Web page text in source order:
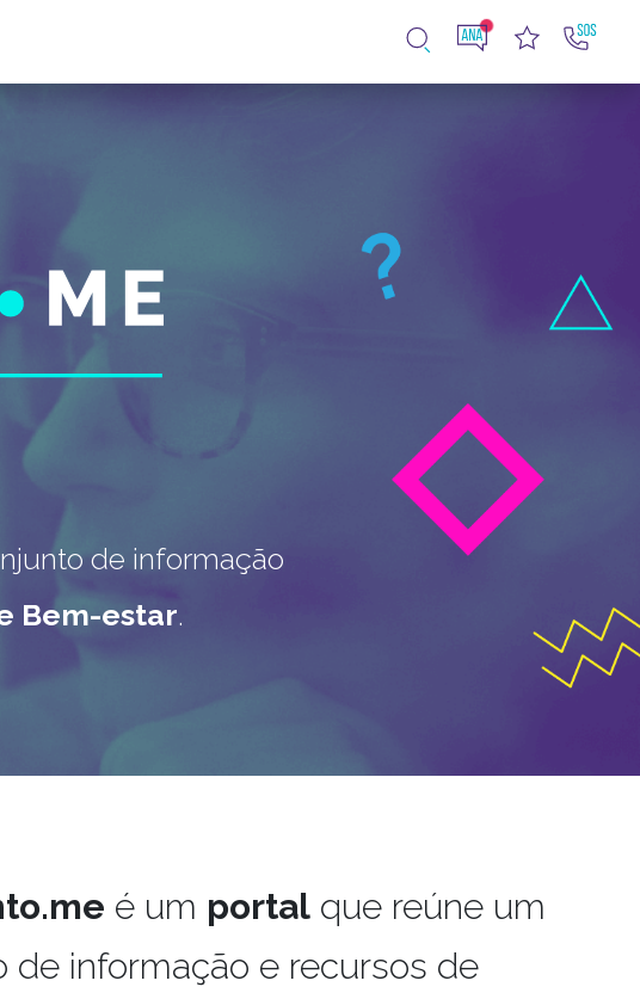
de informação
Bem-estar.
é um portal que reúne um
de informação e recursos de